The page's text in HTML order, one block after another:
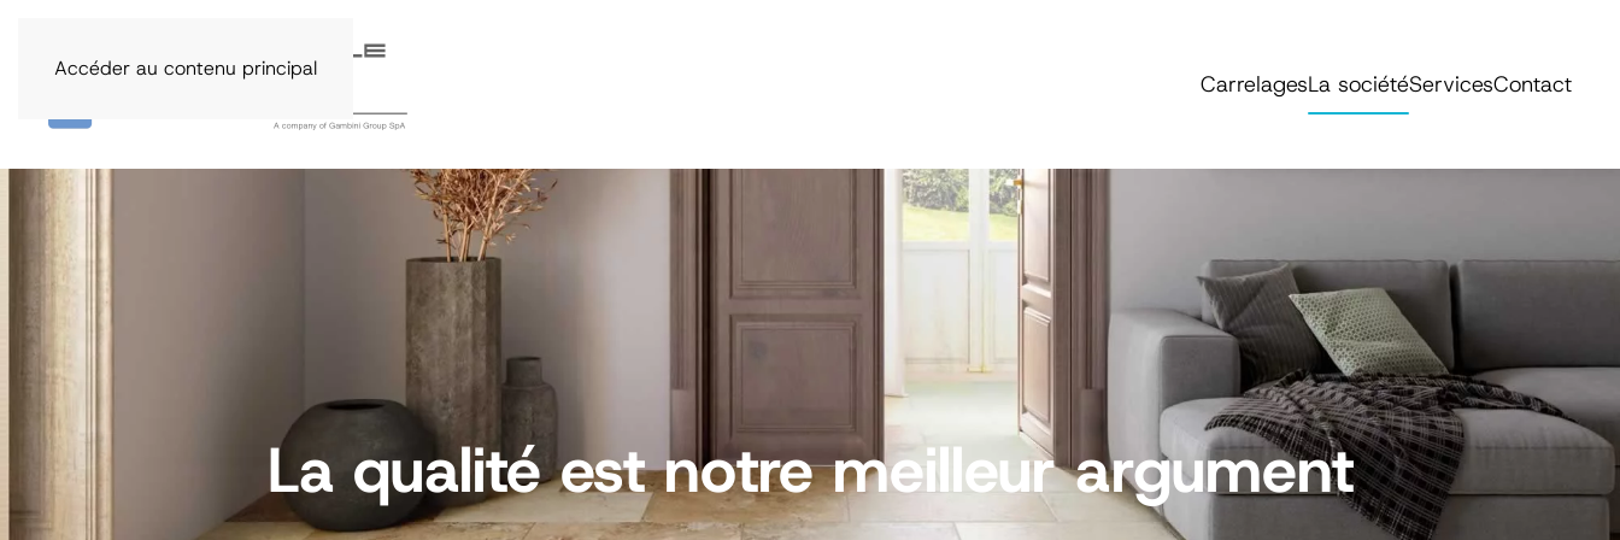
Accéder au contenu principal
CarrelagesLa sociétéServicesContact
La qualité est notre meilleur argument